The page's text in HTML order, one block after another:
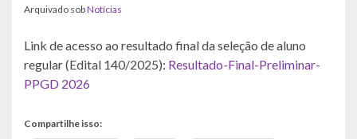
Arquivado sobNotícias
Link de acesso ao resultado final da seleção de aluno
regular (Edital 140/2025): Resultado-Final-Preliminar-
PPGD 2026
Compartilhe isso: